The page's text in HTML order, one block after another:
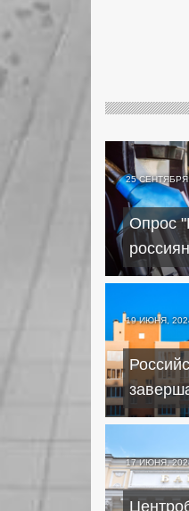
25
Опрос
рост
19 ИЮНЯ,
17 ИЮНЯ,